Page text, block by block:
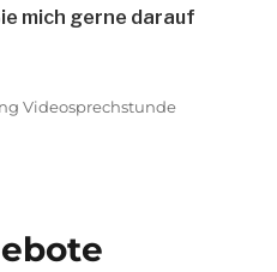
mich gerne darauf
Videosprechstunde